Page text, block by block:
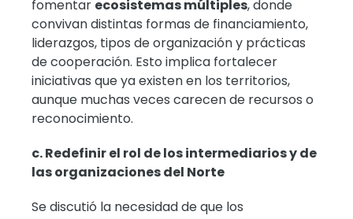
fomentar ecosistemas múltiples, donde
convivan distintas formas de financiamiento,
liderazgos, tipos de organización y prácticas
de cooperación. Esto implica fortalecer
iniciativas que ya existen en los territorios,
aunque muchas veces carecen de recursos o
reconocimiento.
c. Redefinir el rol de los intermediarios y de
las organizaciones del Norte
Se discutió la necesidad de que los